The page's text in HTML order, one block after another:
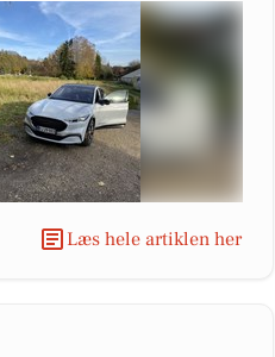
Læs hele artiklen her